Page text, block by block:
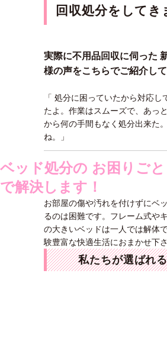
回収処分をしてき
実際に不用品回収に伺った
様の声をこちらでご紹介して
「 処分に困っていたから対応し
たよ。作業はスムーズで、あっ
から何の手間もなく処分出来た
ね。」
ベッド処分の お困りご
で解決します！
お部屋の傷や汚れを付けずにベ
るのは困難です。フレーム式や
の大きいベッドは一人では解体
験豊富な快適生活におまかせ下さ
私たちが選ばれ